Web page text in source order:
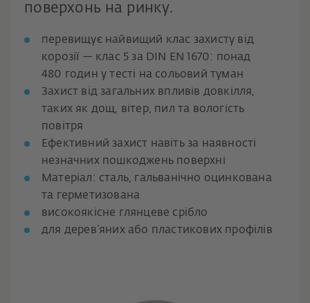
поверхонь на ринку.
перевищує найвищий клас захисту від
корозії — клас 5 за DIN EN 1670: понад
480 годин у тесті на сольовий туман
Захист від загальних впливів довкілля,
таких як дощ, вітер, пил та вологість
повітря
Ефективний захист навіть за наявності
незначних пошкоджень поверхні
Матеріал: сталь, гальванічно оцинкована
та герметизована
високоякісне глянцеве срібло
для дерев’яних або пластикових профілів